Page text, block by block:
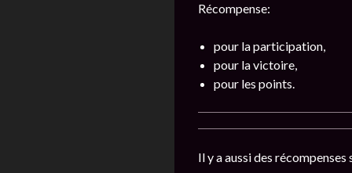
Récompense:
pour la participation,
pour la victoire,
pour les points.
Il y a aussi des